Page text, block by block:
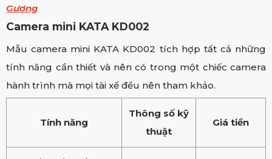
Gương
Camera mini KATA KD002
Mẫu camera mini KATA KD002 tích hợp tất cả những
tính năng cần thiết và nên có trong một chiếc camera
hành trình mà mọi tài xế đều nên tham khảo.
Tính năng
Thông số kỹ
thuật
Giá tiền